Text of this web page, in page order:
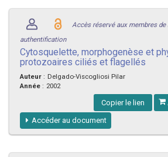
Accès réservé aux membres
authentification
Cytosquelette, morphogenèse et
protozoaires ciliés et flagellés
Auteur : Delgado-Viscogliosi Pilar
Année : 2002
Copier le lien
Accéder au document